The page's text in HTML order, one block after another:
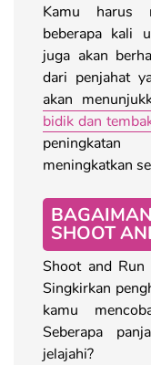
Kamu harus
beberapa kali
juga akan
dari penjahat
akan
bidik dan
meningkatkan
SHOOT
Shoot and Run
Singkirkan
kamu
Seberapa
jelajahi?